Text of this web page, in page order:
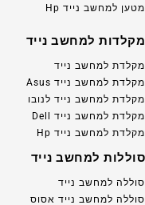
מטען למחשב נייד Hp
מקלדות למחשב נייד
מקלדת למחשב נייד
מקלדת למחשב נייד Asus
מקלדת למחשב נייד לנובו
מקלדת למחשב נייד Dell
מקלדת למחשב נייד Hp
סוללות למחשב נייד
סוללה למחשב נייד
סוללה למחשב נייד אסוס